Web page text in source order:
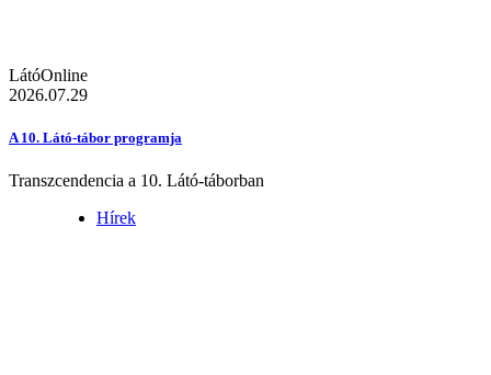
LátóOnline
2026.07.29
A 10. Látó-tábor programja
Transzcendencia a 10. Látó-táborban
Hírek